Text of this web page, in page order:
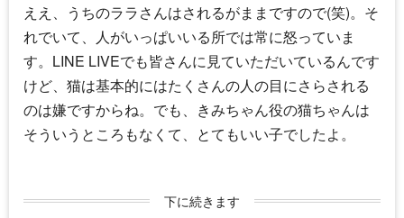
ええ、うちのララさんはされるがままですので(笑)。そ
れでいて、人がいっぱいいる所では常に怒っていま
す。LINE LIVEでも皆さんに見ていただいているんです
けど、猫は基本的にはたくさんの人の目にさらされる
のは嫌ですからね。でも、きみちゃん役の猫ちゃんは
そういうところもなくて、とてもいい子でしたよ。
下に続きます